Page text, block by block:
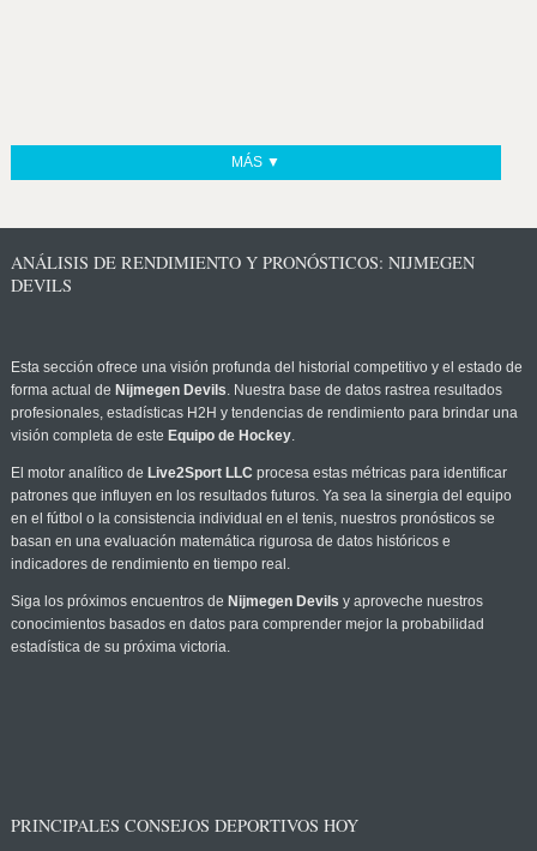
MÁS ▼
ANÁLISIS DE RENDIMIENTO Y PRONÓSTICOS: NIJMEGEN
DEVILS
Esta sección ofrece una visión profunda del historial competitivo y el estado de
forma actual de Nijmegen Devils. Nuestra base de datos rastrea resultados
profesionales, estadísticas H2H y tendencias de rendimiento para brindar una
visión completa de este Equipo de Hockey.
El motor analítico de Live2Sport LLC procesa estas métricas para identificar
patrones que influyen en los resultados futuros. Ya sea la sinergia del equipo
en el fútbol o la consistencia individual en el tenis, nuestros pronósticos se
basan en una evaluación matemática rigurosa de datos históricos e
indicadores de rendimiento en tiempo real.
Siga los próximos encuentros de Nijmegen Devils y aproveche nuestros
conocimientos basados en datos para comprender mejor la probabilidad
estadística de su próxima victoria.
PRINCIPALES CONSEJOS DEPORTIVOS HOY